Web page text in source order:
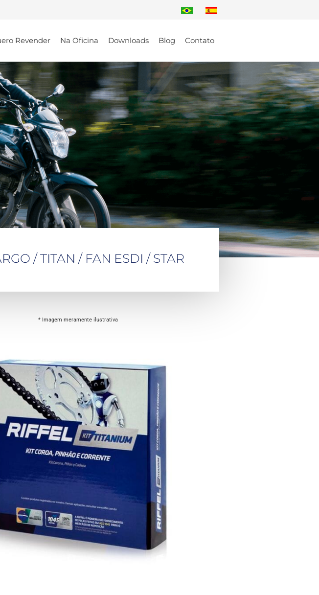
Revender Na Oficina Downloads Blog Contato
/ TITAN / FAN ESDI / STAR
* Imagem meramente ilustrativa